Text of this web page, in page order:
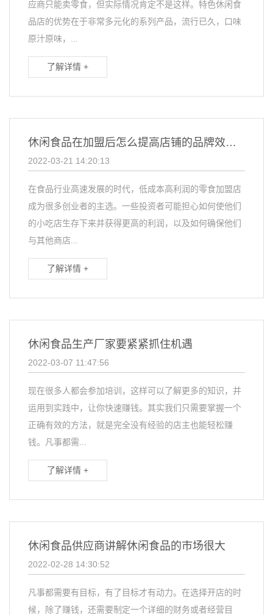
应商只能卖零食，但实际情况肯定不是这样。特色休闲食
品店的优势在于非常多元化的系列产品，流行已久，口味
原汁原味，...
了解详情 +
休闲食品在加盟后怎么提高店铺的品牌效力？
2022-03-21 14:20:13
在食品行业高速发展的时代，低成本高利润的零食加盟店
成为很多创业者的主选。一些投资者可能担心如何使他们
的小吃店生存下来并获得更高的利润，以及如何确保他们
与其他商店...
了解详情 +
休闲食品生产厂家要紧紧抓住机遇
2022-03-07 11:47:56
现在很多人都会参加培训，这样可以了解更多的知识，并
运用到实践中，让你快速赚钱。其实我们只需要掌握一个
正确有效的方法，就是完全没有经验的店主也能轻松赚
钱。凡事都需...
了解详情 +
休闲食品供应商讲解休闲食品的市场很大
2022-02-28 14:30:52
凡事都需要有目标，有了目标才有动力。在选择开店的时
候，除了赚钱，还需要制定一个详细的财务或者经营目